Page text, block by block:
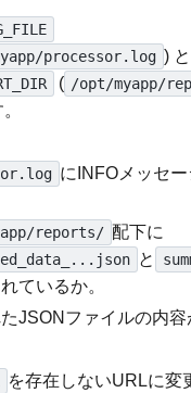
processor.log ) と
( /opt/myapp/
にINFOメッセ
reports/ 配下に
と
ているか。
JSONファイルの内容
を存在しないURLに変